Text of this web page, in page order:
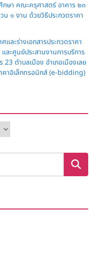
กษา คณะครุศาสตร์ อาคาร ๒๓
น ๑ งาน ด้วยวิธีประกวดราคา
และร่างเอกสารประกวดราคา
ะศูนย์ประสานงานการบริการ
ตำบลเมือง อำเภอเมืองเลย
คาอิเล็กทรอนิกส์ (e-bidding)